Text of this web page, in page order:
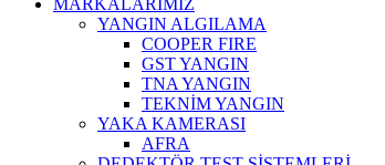
YANGIN ALGILAMA
COOPER FIRE
GST YANGIN
TNA YANGIN
TEKNİM YANGIN
YAKA KAMERASI
AFRA